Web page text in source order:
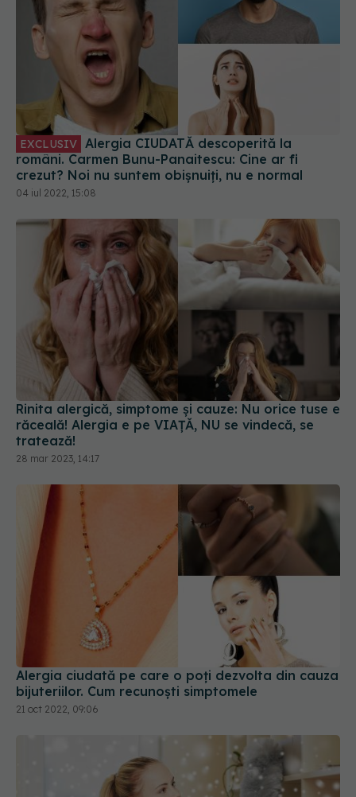
EXCLUSIV
români. Carmen Bunu-Panaitescu: Cine ar fi
crezut? Noi nu suntem obișnuiți, nu e normal
04 iul 2022, 15:08
Rinita alergică, simptome și cauze: Nu orice tuse e
răceală! Alergia e pe VIAȚĂ, NU se vindecă, se
tratează!
28 mar 2023, 14:17
Alergia ciudată pe care o poți dezvolta din cauza
bijuteriilor. Cum recunoști simptomele
21 oct 2022, 09:06